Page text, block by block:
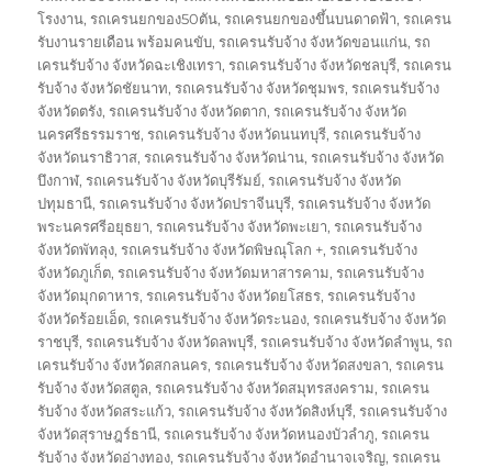
โรงงาน,รถเครนยกของ50ตัน,รถเครนยกของขึ้นบนดาดฟ้า,รถเครน
รับงานรายเดือน พร้อมคนขับ,รถเครนรับจ้าง จังหวัดขอนแก่น,รถ
เครนรับจ้าง จังหวัดฉะเชิงเทรา,รถเครนรับจ้าง จังหวัดชลบุรี,รถเครน
รับจ้าง จังหวัดชัยนาท,รถเครนรับจ้าง จังหวัดชุมพร,รถเครนรับจ้าง
จังหวัดตรัง,รถเครนรับจ้าง จังหวัดตาก,รถเครนรับจ้าง จังหวัด
นครศรีธรรมราช,รถเครนรับจ้าง จังหวัดนนทบุรี,รถเครนรับจ้าง
จังหวัดนราธิวาส,รถเครนรับจ้าง จังหวัดน่าน,รถเครนรับจ้าง จังหวัด
บึงกาฬ,รถเครนรับจ้าง จังหวัดบุรีรัมย์,รถเครนรับจ้าง จังหวัด
ปทุมธานี,รถเครนรับจ้าง จังหวัดปราจีนบุรี,รถเครนรับจ้าง จังหวัด
พระนครศรีอยุธยา,รถเครนรับจ้าง จังหวัดพะเยา,รถเครนรับจ้าง
จังหวัดพัทลุง,รถเครนรับจ้าง จังหวัดพิษณุโลก +,รถเครนรับจ้าง
จังหวัดภูเก็ต,รถเครนรับจ้าง จังหวัดมหาสารคาม,รถเครนรับจ้าง
จังหวัดมุกดาหาร,รถเครนรับจ้าง จังหวัดยโสธร,รถเครนรับจ้าง
จังหวัดร้อยเอ็ด,รถเครนรับจ้าง จังหวัดระนอง,รถเครนรับจ้าง จังหวัด
ราชบุรี,รถเครนรับจ้าง จังหวัดลพบุรี,รถเครนรับจ้าง จังหวัดลำพูน,รถ
เครนรับจ้าง จังหวัดสกลนคร,รถเครนรับจ้าง จังหวัดสงขลา,รถเครน
รับจ้าง จังหวัดสตูล,รถเครนรับจ้าง จังหวัดสมุทรสงคราม,รถเครน
รับจ้าง จังหวัดสระแก้ว,รถเครนรับจ้าง จังหวัดสิงห์บุรี,รถเครนรับจ้าง
จังหวัดสุราษฎร์ธานี,รถเครนรับจ้าง จังหวัดหนองบัวลำภู,รถเครน
รับจ้าง จังหวัดอ่างทอง,รถเครนรับจ้าง จังหวัดอำนาจเจริญ,รถเครน